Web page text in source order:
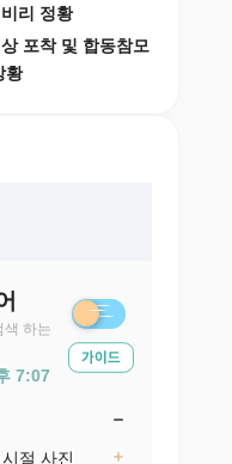
리 정황
포착 및 합동참모
황